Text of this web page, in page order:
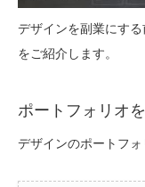
デザインを副業にす
をご紹介します。
ポートフォリオ
デザインのポートフォ